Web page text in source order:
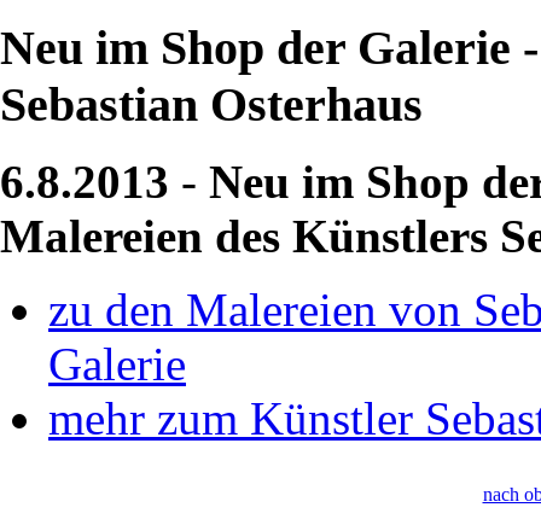
Neu im Shop der Galerie
Sebastian Osterhaus
6.8.2013 - Neu im Shop
Malereien des Künstlers
zu den Malereien von
Galerie
mehr zum Künstler
nach